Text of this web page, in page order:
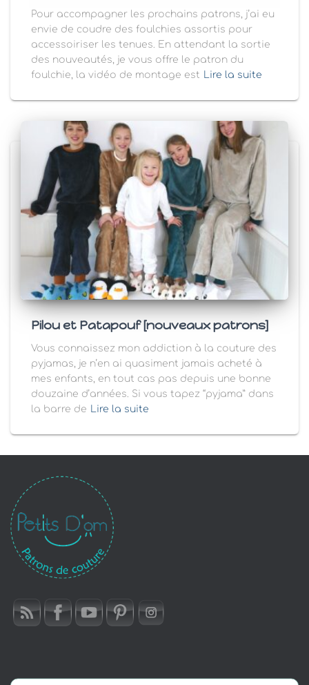
Pour accompagner les prochains patrons, j’ai eu
envie de coudre des foulchies assortis pour
accessoiriser les tenues. En attendant la sortie
des nouveautés, je vous offre le patron du
foulchie, la vidéo de montage est Lire la suite
Pilou et Patapouf [nouveaux patrons]
Vous connaissez mon addiction à la couture des
pyjamas, je n’en ai quasiment jamais acheté à
mes enfants, en tout cas pas depuis une bonne
douzaine d’années. Si vous tapez “pyjama” dans
la barre de Lire la suite